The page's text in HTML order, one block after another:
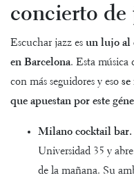
concierto de
Escuchar jazz es un lujo al
en Barcelona. Esta música
con más seguidores y eso se
que apuestan por este
Milano cocktail bar.
Universidad 35 y
de la mañana. Su